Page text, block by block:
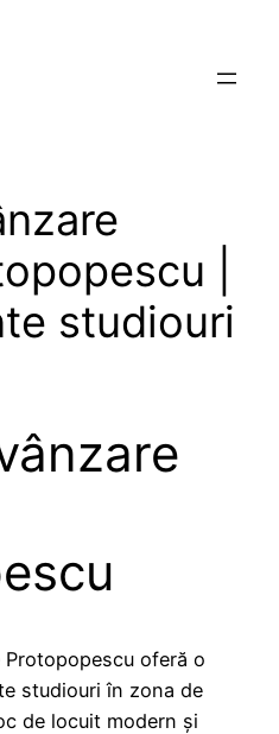
|
studiouri
Protopopescu oferă o
studiouri în zona de
de locuit modern și